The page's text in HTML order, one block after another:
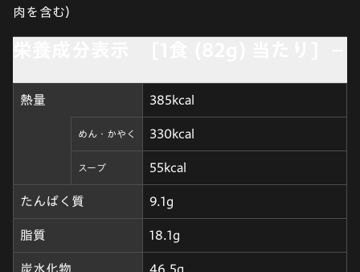
肉を含む）
熱量 385kcal
めん・かやく 330kcal
スープ 55kcal
たんぱく質 9.1g
脂質 18.1g
炭水化物 46.5g